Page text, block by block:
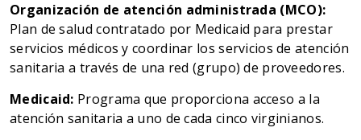
Organización de atención administrada (MCO):
Plan de salud contratado por Medicaid para prestar
servicios médicos y coordinar los servicios de atención
sanitaria a través de una red (grupo) de proveedores.
Medicaid: Programa que proporciona acceso a la
atención sanitaria a uno de cada cinco virginianos.